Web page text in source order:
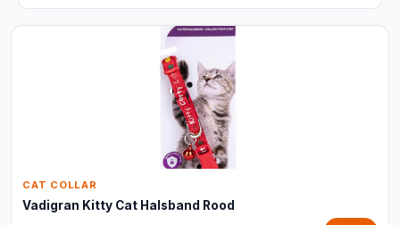
CAT COLLAR
Vadigran Kitty Cat Halsband Rood